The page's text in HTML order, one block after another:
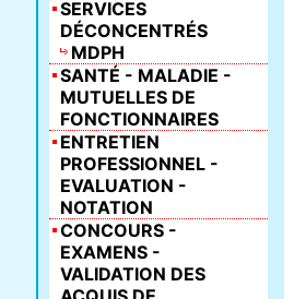
SERVICES
DÉCONCENTRÉS
MDPH
SANTÉ - MALADIE -
MUTUELLES DE
FONCTIONNAIRES
ENTRETIEN
PROFESSIONNEL -
EVALUATION -
NOTATION
CONCOURS -
EXAMENS -
VALIDATION DES